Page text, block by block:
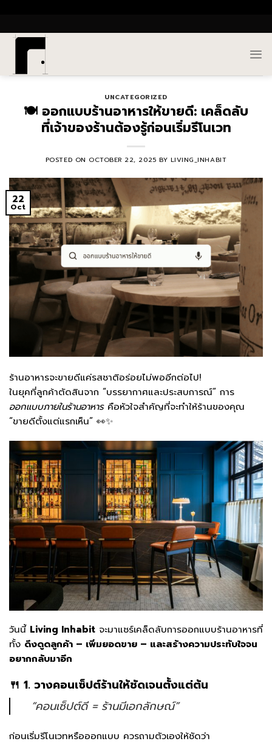
content
UNCATEGORIZED
🍽️ ออกแบบร้านอาหารให้ขายดี: เคล็ดลับ
ที่เจ้าของร้านต้องรู้ก่อนเริ่มรีโนเวท
POSTED ON OCTOBER 22, 2025 BY LIVING_INHABIT
22
Oct
ร้านอาหารจะขายดีแค่รสชาติอร่อยไม่พออีกต่อไป!
ในยุคที่ลูกค้าตัดสินจาก “บรรยากาศและประสบการณ์” การ
ออกแบบภายในร้านอาหารคือหัวใจสำคัญที่จะทำให้ร้านของคุณ
“ขายดีตั้งแต่แรกเห็น” 👀✨
วันนี้ Living Inhabit จะมาแชร์เคล็ดลับการออกแบบร้านอาหารที่
ทั้ง ดึงดูดลูกค้า – เพิ่มยอดขาย – และสร้างความประทับใจจน
อยากกลับมาอีก
🍴 1. วางคอนเซ็ปต์ร้านให้ชัดเจนตั้งแต่ต้น
“คอนเซ็ปต์ดี = ร้านมีเอกลักษณ์”
ก่อนเริ่มรีโนเวทหรือออกแบบ ควรถามตัวเองให้ชัดว่า